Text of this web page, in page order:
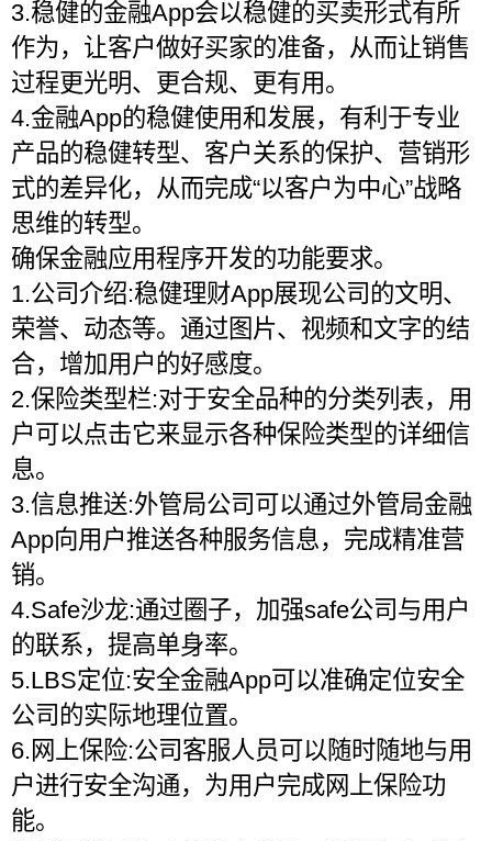
3.稳健的金融App会以稳健的买卖形式有所
作为，让客户做好买家的准备，从而让销售
过程更光明、更合规、更有用。
4.金融App的稳健使用和发展，有利于专业
产品的稳健转型、客户关系的保护、营销形
式的差异化，从而完成“以客户为中心”战略
思维的转型。
确保金融应用程序开发的功能要求。
1.公司介绍:稳健理财App展现公司的文明、
荣誉、动态等。通过图片、视频和文字的结
合，增加用户的好感度。
2.保险类型栏:对于安全品种的分类列表，用
户可以点击它来显示各种保险类型的详细信
息。
3.信息推送:外管局公司可以通过外管局金融
App向用户推送各种服务信息，完成精准营
销。
4.Safe沙龙:通过圈子，加强safe公司与用户
的联系，提高单身率。
5.LBS定位:安全金融App可以准确定位安全
公司的实际地理位置。
6.网上保险:公司客服人员可以随时随地与用
户进行安全沟通，为用户完成网上保险功
能。